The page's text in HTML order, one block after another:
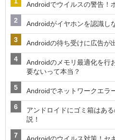
Androidでウイルスの警告！
Androidがイヤホンを認識し
Androidの待ち受けに広告が
Androidのメモリ最適化を行
要ないって本当？
Androidでネットワークエラ
アンドロイドにゴミ箱はあ
説！